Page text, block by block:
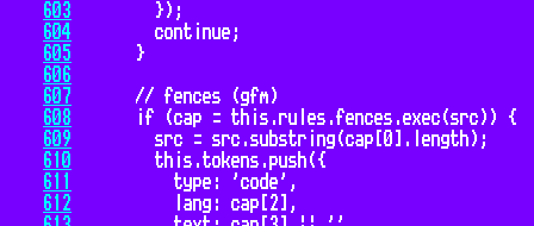
603
604
605
606
607
608
609
610
611
612